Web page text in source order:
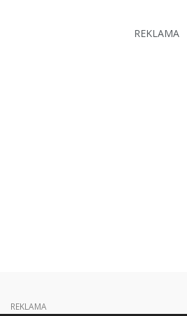
REKLAMA
REKLAMA